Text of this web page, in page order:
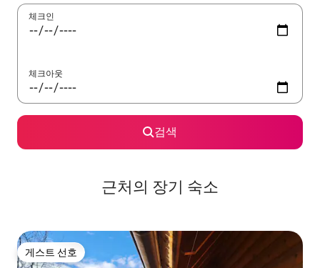
체크인
체크아웃
검색
근처의 장기 숙소
게스트 선호
게스트 선호